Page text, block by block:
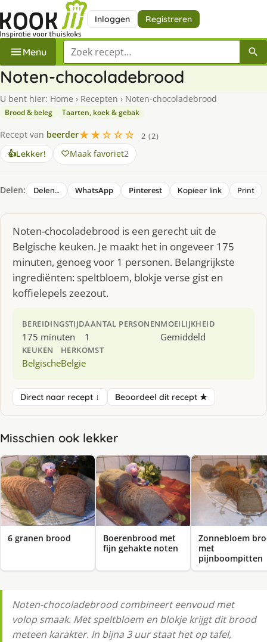
Inloggen Registreren
Menu Zoek een recept
Noten-chocoladebrood
U bent hier: Home › Recepten › Noten-chocoladebrood
Brood & beleg Taarten, koek & gebak
Recept van beerder★★☆☆☆
2 (2)
👍Lekker! Maak favoriet2
Delen: Delen… WhatsApp Pinterest Kopieer link Print
Noten-chocoladebrood is een gerecht uit de
Belgische keuken. Je maakt het in ongeveer 175
minuten, genoeg voor 1 personen. Belangrijkste
ingrediënten: speltbloem, blokje verse gist en
koffielepels zeezout.
BEREIDINGSTIJD
175 minuten
AANTAL PERSONEN
1
MOEILIJKHEID
Gemiddeld
KEUKEN
Belgische
HERKOMST
Belgie
Direct naar recept ↓ Beoordeel dit recept ★
Misschien ook lekker
6 granen brood
Boerenbrood met
fijn gehakte noten
Zonnebloem
met
pijnboompitten
Noten-chocoladebrood combineert eenvoud met
volop smaak. Met speltbloem en blokje krijgt dit brood
meteen karakter. In bijna 3 uur staat het op tafel,